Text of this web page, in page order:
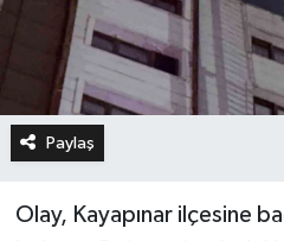
Paylaş
Olay, Kayapınar ilçesine